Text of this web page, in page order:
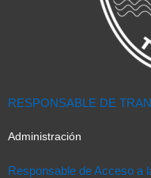
RESPONSABLE DE
Administración
Responsable de Acceso a